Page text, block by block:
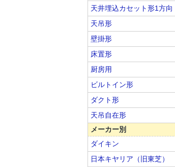
天井埋込カセット形1方向
天吊形
壁掛形
床置形
厨房用
ビルトイン形
ダクト形
天吊自在形
メーカー別
ダイキン
日本キヤリア（旧東芝）